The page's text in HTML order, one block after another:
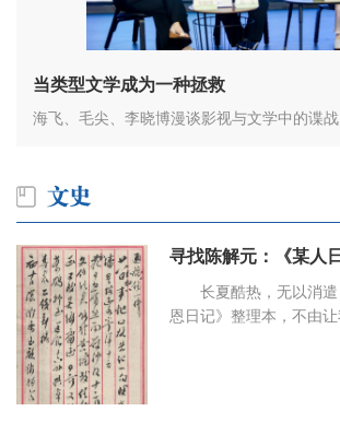
当类型文学成为一种拯救
海飞、毛尖、李晓博漫谈影视与文学中的谍战
寻找陈解元：《某人
长夏酷热，无以消
恩日记》整理本，不由